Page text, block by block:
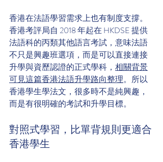
香港在法語學習需求上也有制度支撐。
香港考評局自 2018 年起在 HKDSE 提供
法語科的丙類其他語言考試，意味法語
不只是興趣班選項，而是可以直接連接
升學與資歷認證的正式學科， 相關背景
可見這篇香港法語升學路向整理。所以
香港學生學法文，很多時不是純興趣，
而是有很明確的考試和升學目標。
對照式學習，比單背規則更適合
香港學生